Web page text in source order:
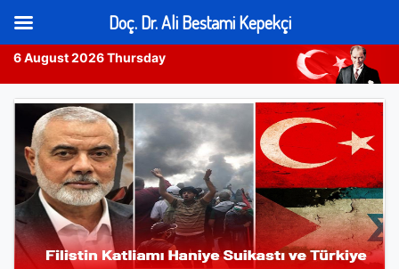
6 August 2026 Thursday
content
Doç. Dr. Ali Bestami Kepekçi